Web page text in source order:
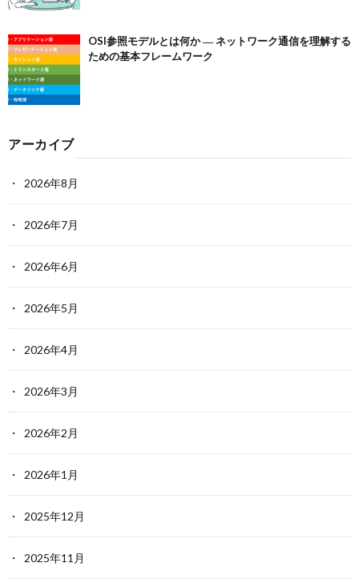
OSI参照モデルとは何か ― ネットワーク通信を理解する
ための基本フレームワーク
アーカイブ
2026年8月
2026年7月
2026年6月
2026年5月
2026年4月
2026年3月
2026年2月
2026年1月
2025年12月
2025年11月